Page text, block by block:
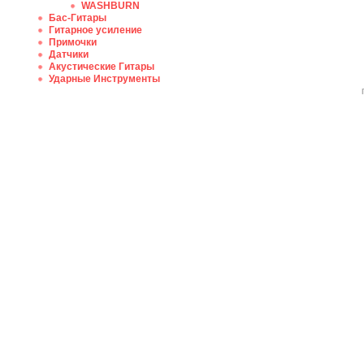
WASHBURN
Бас-Гитары
Гитарное усиление
Примочки
Датчики
Акустические Гитары
Ударные Инструменты